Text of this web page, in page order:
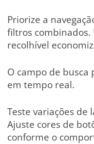
Priorize a
filtros
recolhível
O campo de busca
em tempo real.
Teste variações de
Ajuste cores de
conforme o